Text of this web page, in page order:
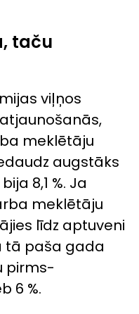
taču
viļņos
meklētāju
augstāks
8,1 %. Ja
meklētāju
līdz aptuveni
tā paša gada
pirms-
6 %.